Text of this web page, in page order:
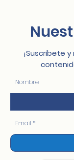
¡Suscríbete
Nombre
Email